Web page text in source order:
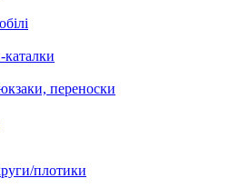
переноски
плотики